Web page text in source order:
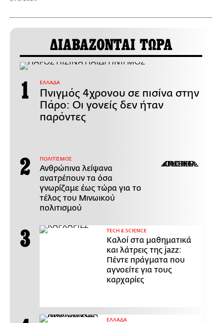
ΔΙΑΒΑΖΟΝΤΑΙ ΤΩΡΑ
ΕΛΛΑΔΑ
Πνιγμός 4χρονου σε πισίνα στην
Πάρο: Οι γονείς δεν ήταν
παρόντες
ΠΟΛΙΤΙΣΜΟΣ
Ανθρώπινα λείψανα
ανατρέπουν τα όσα
γνωρίζαμε έως τώρα για το
τέλος του Μινωικού
πολιτισμού
ΤECH & SCIENCE
Καλοί στα μαθηματικά
και λάτρεις της jazz:
Πέντε πράγματα που
αγνοείτε για τους
καρχαρίες
ΕΛΛΑΔΑ